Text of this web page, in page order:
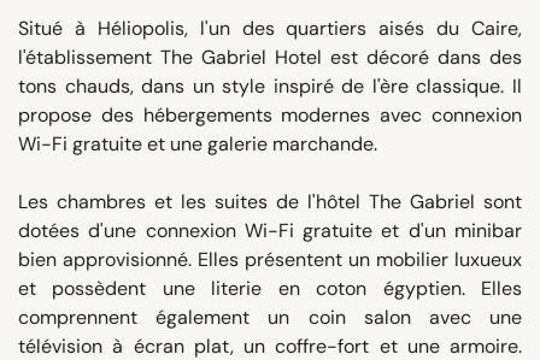
Situé à Héliopolis, l'un des quartiers aisés du Caire,
l'établissement The Gabriel Hotel est décoré dans des
tons chauds, dans un style inspiré de l'ère classique. Il
propose des hébergements modernes avec connexion
Wi-Fi gratuite et une galerie marchande.
Les chambres et les suites de l'hôtel The Gabriel sont
dotées d'une connexion Wi-Fi gratuite et d'un minibar
bien approvisionné. Elles présentent un mobilier luxueux
et possèdent une literie en coton égyptien. Elles
comprennent également un coin salon avec une
télévision à écran plat, un coffre-fort et une armoire.